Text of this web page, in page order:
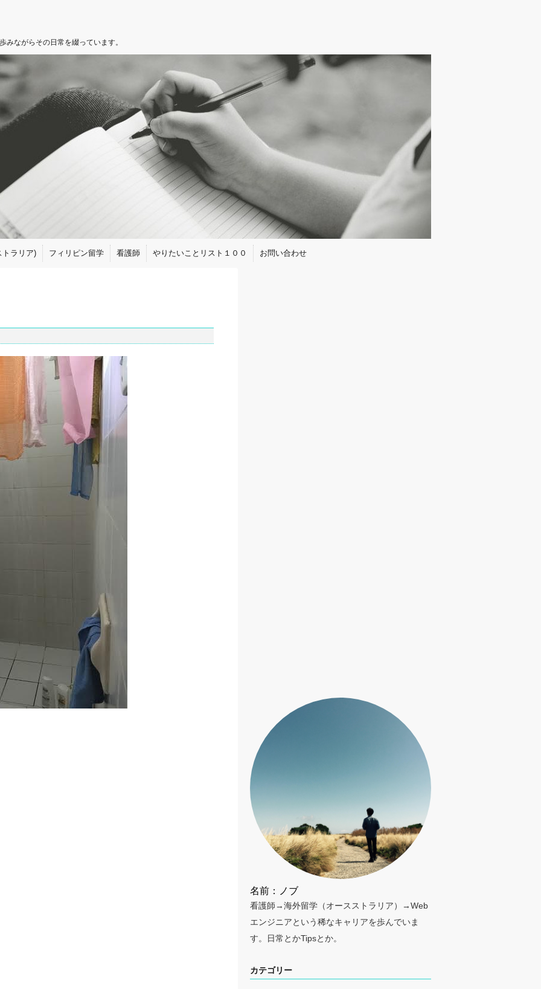
ながらその日常を綴っています。
トラリア) フィリピン留学 看護師 やりたいことリスト１００ お問い合わせ
名前：ノブ
看護師→海外留学（オースストラリア）→Web
エンジニアという稀なキャリアを歩んでいま
す。日常とかTipsとか。
カテゴリー